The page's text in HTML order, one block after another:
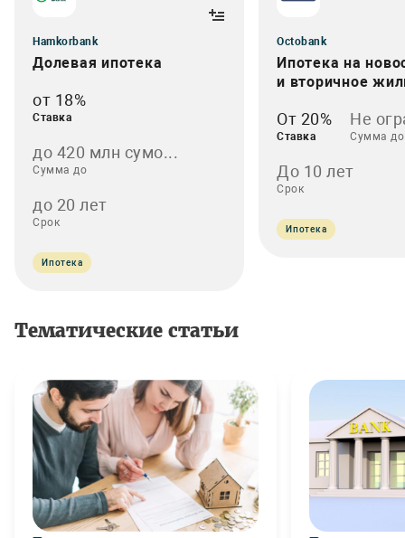
Hamkorbank
Долевая ипотека
от 18%
Ставка
до 420 млн сумо...
Сумма до
до 20 лет
Срок
Ипотека
Octobank
Ипотека на
и вторичное
От 20%
Ставка
Не
Сумма до
До 10 лет
Срок
Ипотека
Тематические статьи